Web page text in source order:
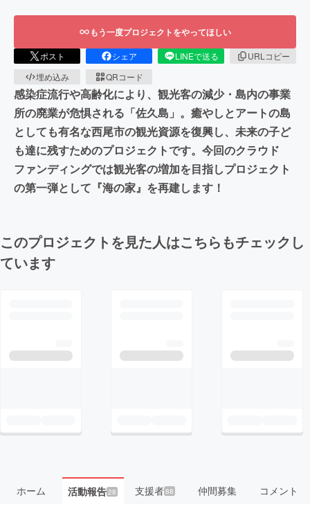
もう一度プロジェクトをやってほしい
ポスト シェア LINEで送る
URLコピー
埋め込み
QRコード
感染症流行や高齢化により、観光客の減少・島内の事業
所の廃業が危惧される「佐久島」。癒やしとアートの島
としても有名な西尾市の観光資源を復興し、未来の子ど
も達に残すためのプロジェクトです。今回のクラウド
ファンディングでは観光客の増加を目指しプロジェクト
の第一弾として『海の家』を再建します！
このプロジェクトを見た人はこちらもチェックし
ています
ホーム 活動報告28 支援者88 仲間募集 コメント